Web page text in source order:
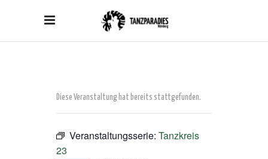
Diese Veranstaltung hat bereits stattgefunden.
Veranstaltungsserie: Tanzkreis
23